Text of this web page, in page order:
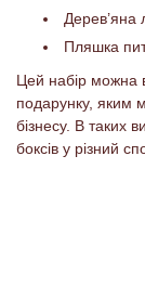
Дерев’яна
Пляшка
Цей набір можна
подарунку, яким
бізнесу. В таких
боксів у різний